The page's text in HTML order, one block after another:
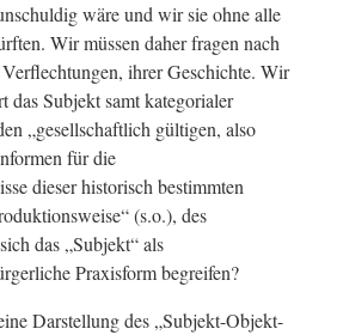
wäre und wir sie ohne alle
Wir müssen daher fragen nach
ihrer Geschichte. Wir
das Subjekt samt kategorialer
„gesellschaftlich gültigen, also
für die
dieser historisch bestimmten
(s.o.), des
das „Subjekt“ als
Praxisform begreifen?
Darstellung des „Subjekt-Objekt-